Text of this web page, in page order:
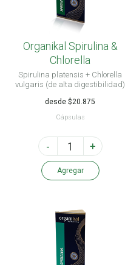
Organikal Spirulina &
Chlorella
Spirulina platensis + Chlorella
vulgaris (de alta digestibilidad)
desde $20.875
Cápsulas
- +
Agregar